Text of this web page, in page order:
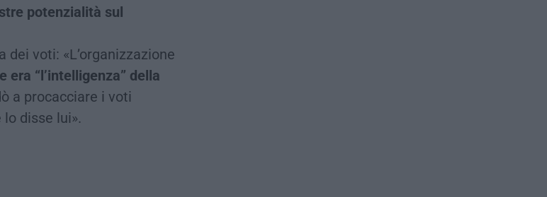
potenzialità sul
voti: «L’organizzazione
era “l’intelligenza” della
a procacciare i voti
disse lui».